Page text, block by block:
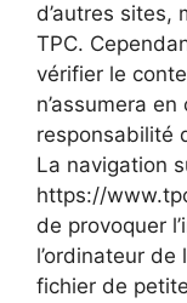
d’autres sites,
TPC.
vérifier le
n’assumera
responsabilité
La navigation
https://
de provoquer
l’ordinateur de
fichier de